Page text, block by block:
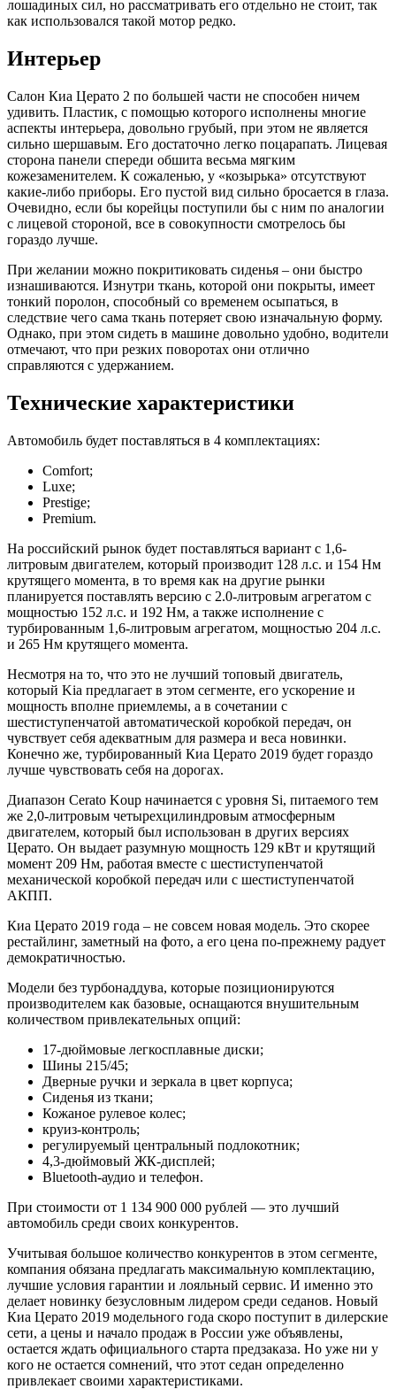
лошадиных сил, но рассматривать его отдельно не стоит, так
как использовался такой мотор редко.
Интерьер
Салон Киа Церато 2 по большей части не способен ничем
удивить. Пластик, с помощью которого исполнены многие
аспекты интерьера, довольно грубый, при этом не является
сильно шершавым. Его достаточно легко поцарапать. Лицевая
сторона панели спереди обшита весьма мягким
кожезаменителем. К сожаленью, у «козырька» отсутствуют
какие-либо приборы. Его пустой вид сильно бросается в глаза.
Очевидно, если бы корейцы поступили бы с ним по аналогии
с лицевой стороной, все в совокупности смотрелось бы
гораздо лучше.
При желании можно покритиковать сиденья – они быстро
изнашиваются. Изнутри ткань, которой они покрыты, имеет
тонкий поролон, способный со временем осыпаться, в
следствие чего сама ткань потеряет свою изначальную форму.
Однако, при этом сидеть в машине довольно удобно, водители
отмечают, что при резких поворотах они отлично
справляются с удержанием.
Технические характеристики
Автомобиль будет поставляться в 4 комплектациях:
Comfort;
Luxe;
Prestige;
Premium.
На российский рынок будет поставляться вариант с 1,6-
литровым двигателем, который производит 128 л.с. и 154 Нм
крутящего момента, в то время как на другие рынки
планируется поставлять версию с 2.0-литровым агрегатом с
мощностью 152 л.с. и 192 Нм, а также исполнение с
турбированным 1,6-литровым агрегатом, мощностью 204 л.с.
и 265 Нм крутящего момента.
Несмотря на то, что это не лучший топовый двигатель,
который Kia предлагает в этом сегменте, его ускорение и
мощность вполне приемлемы, а в сочетании с
шестиступенчатой автоматической коробкой передач, он
чувствует себя адекватным для размера и веса новинки.
Конечно же, турбированный Киа Церато 2019 будет гораздо
лучше чувствовать себя на дорогах.
Диапазон Cerato Koup начинается с уровня Si, питаемого тем
же 2,0-литровым четырехцилиндровым атмосферным
двигателем, который был использован в других версиях
Церато. Он выдает разумную мощность 129 кВт и крутящий
момент 209 Нм, работая вместе с шестиступенчатой ​​
механической коробкой передач или с шестиступенчатой
АКПП.
Киа Церато 2019 года – не совсем новая модель. Это скорее
рестайлинг, заметный на фото, а его цена по-прежнему радует
демократичностью.
Модели без турбонаддува, которые позиционируются
производителем как базовые, оснащаются внушительным
количеством привлекательных опций:
17-дюймовые легкосплавные диски;
Шины 215/45;
Дверные ручки и зеркала в цвет корпуса;
Сиденья из ткани;
Кожаное рулевое колес;
круиз-контроль;
регулируемый центральный подлокотник;
4,3-дюймовый ЖК-дисплей;
Bluetooth-аудио и телефон.
При стоимости от 1 134 900 000 рублей — это лучший
автомобиль среди своих конкурентов.
Учитывая большое количество конкурентов в этом сегменте,
компания обязана предлагать максимальную комплектацию,
лучшие условия гарантии и лояльный сервис. И именно это
делает новинку безусловным лидером среди седанов. Новый
Киа Церато 2019 модельного года скоро поступит в дилерские
сети, а цены и начало продаж в России уже объявлены,
остается ждать официального старта предзаказа. Но уже ни у
кого не остается сомнений, что этот седан определенно
привлекает своими характеристиками.